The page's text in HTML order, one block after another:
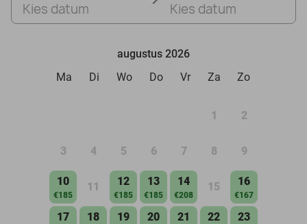
Kies datum Kies datum
augustus 2026
Ma
Di Wo Do Vr Za Zo
1 2
3 4 5 6 7 8 9
10
€185
11 12
€185
13
€185
14
€208
15 16
€167
17 18 19 20 21 22 23